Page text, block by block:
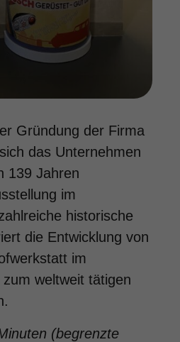
Gründung der Firma
das Unternehmen
139 Jahren
im
historische
die Entwicklung von
im
weltweit tätigen
(begrenzte